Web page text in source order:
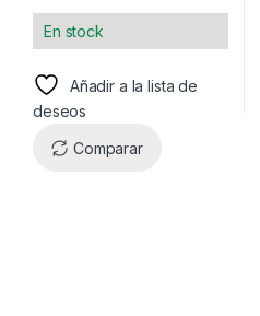
En stock
Añadir a la lista de
deseos
Comparar